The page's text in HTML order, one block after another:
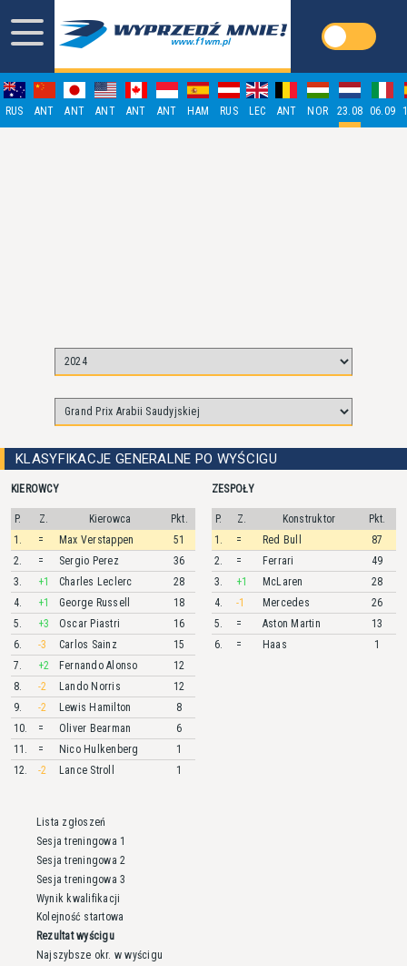
RUS ANT ANT ANT ANT ANT HAM RUS LEC ANT NOR 23.08 06.09
KLASYFIKACJE GENERALNE PO WYŚCIGU
KIEROWCY
P. Z. Kierowca
Pkt.
1.
= Max Verstappen
51
2.
= Sergio Perez
36
3.
+1 Charles Leclerc
28
4.
+1 George Russell
18
5.
+3 Oscar Piastri
16
6.
-3 Carlos Sainz
15
7.
+2 FernandoAlonso
12
8.
-2 Lando Norris
12
9.
-2 Lewis Hamilton
8
10.
= Oliver Bearman
6
11.
= NicoHulkenberg
1
12.
-2 Lance Stroll 1
ZESPOŁY
P. Z. Konstruktor
Pkt.
1.
= Red Bull
87
2.
= Ferrari
49
3.
+1 McLaren
28
4.
-1 Mercedes
26
5.
= Aston Martin
13
6.
= Haas 1
Lista zgłoszeń
Sesja treningowa 1
Sesja treningowa 2
Sesja treningowa 3
Wynik kwalifikacji
Kolejność startowa
Rezultat wyścigu
Najszybsze okr. w wyścigu